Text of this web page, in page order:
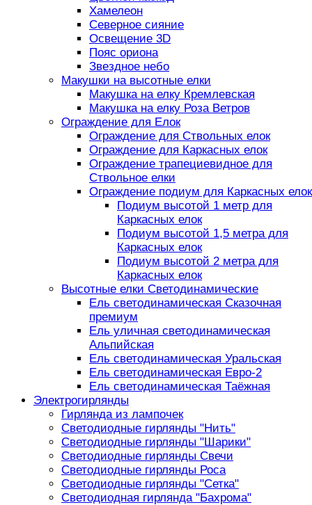
Хамелеон
Северное сияние
Освещение 3D
Пояс ориона
Звездное небо
Макушки на высотные елки
Макушка на елку Кремлевская
Макушка на елку Роза Ветров
Ограждение для Елок
Ограждение для Ствольных елок
Ограждение для Каркасных елок
Ограждение трапециевидное для
Ствольное елки
Ограждение подиум для Каркасных елок
Подиум высотой 1 метр для
Каркасных елок
Подиум высотой 1,5 метра для
Каркасных елок
Подиум высотой 2 метра для
Каркасных елок
Высотные елки Светодинамические
Ель светодинамическая Сказочная
премиум
Ель уличная светодинамическая
Альпийская
Ель светодинамическая Уральская
Ель светодинамическая Евро-2
Ель светодинамическая Таёжная
Электрогирлянды
Гирлянда из лампочек
Светодиодные гирлянды "Нить"
Светодиодные гирлянды "Шарики"
Светодиодные гирлянды Свечи
Светодиодные гирлянды Роса
Светодиодные гирлянды "Сетка"
Светодиодная гирлянда "Бахрома"